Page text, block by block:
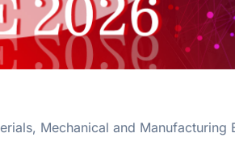
Mechanical and Manufacturing